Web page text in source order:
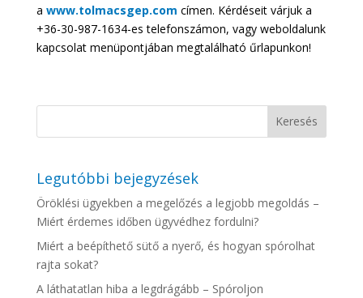
a www.tolmacsgep.com címen. Kérdéseit várjuk a
+36-30-987-1634-es telefonszámon, vagy weboldalunk
kapcsolat menüpontjában megtalálható űrlapunkon!
Legutóbbi bejegyzések
Öröklési ügyekben a megelőzés a legjobb megoldás –
Miért érdemes időben ügyvédhez fordulni?
Miért a beépíthető sütő a nyerő, és hogyan spórolhat
rajta sokat?
A láthatatlan hiba a legdrágább – Spóroljon